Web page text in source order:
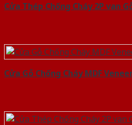
Cửa Thép Chống Cháy 2P van
Cửa Gỗ Chống Cháy MDF